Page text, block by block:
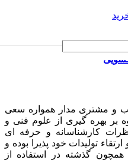
و مشتری مدار همواره سعی
بر بهره گیری از علوم فنی و
کارشناسانه و حرفه ای
تولیدات خود پذیرا بوده و
همچون گذشته در استفاده از